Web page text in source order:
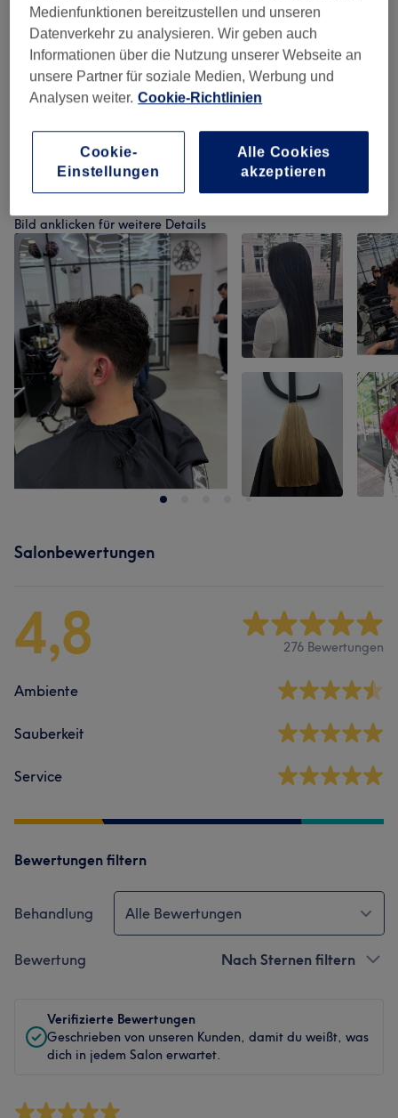
Damen - Extras (2) ab 9 €
Herren - Haarschnitte & Stylings (7) ab 13 €
Herren - Farbe & Grauhaarkaschierung
Kinder - Haarschnitte & Stylings 1)
Bild anklicken für weitere Details
Salonbewertungen
4,8 276 Bewertungen
Ambiente
Sauberkeit
Service
Bewertungen filtern
Behandlung Alle Bewertungen
Bewertung Nach Sternen filtern
Verifizierte Bewertungen
Geschrieben von unseren Kunden, damit du weißt, was
dich in jedem Salon erwartet.
Medienfunktionen bereitzustellen und unseren
Datenverkehr zu analysieren. Wir geben auch
Informationen über die Nutzung unserer Webseite an
unsere Partner für soziale Medien, Werbung und
Analysen weiter. Cookie-Richtlinien
Cookie-
Einstellungen
Alle Cookies
akzeptieren